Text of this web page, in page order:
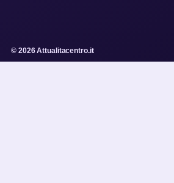
© 2026 Attualitacentro.it